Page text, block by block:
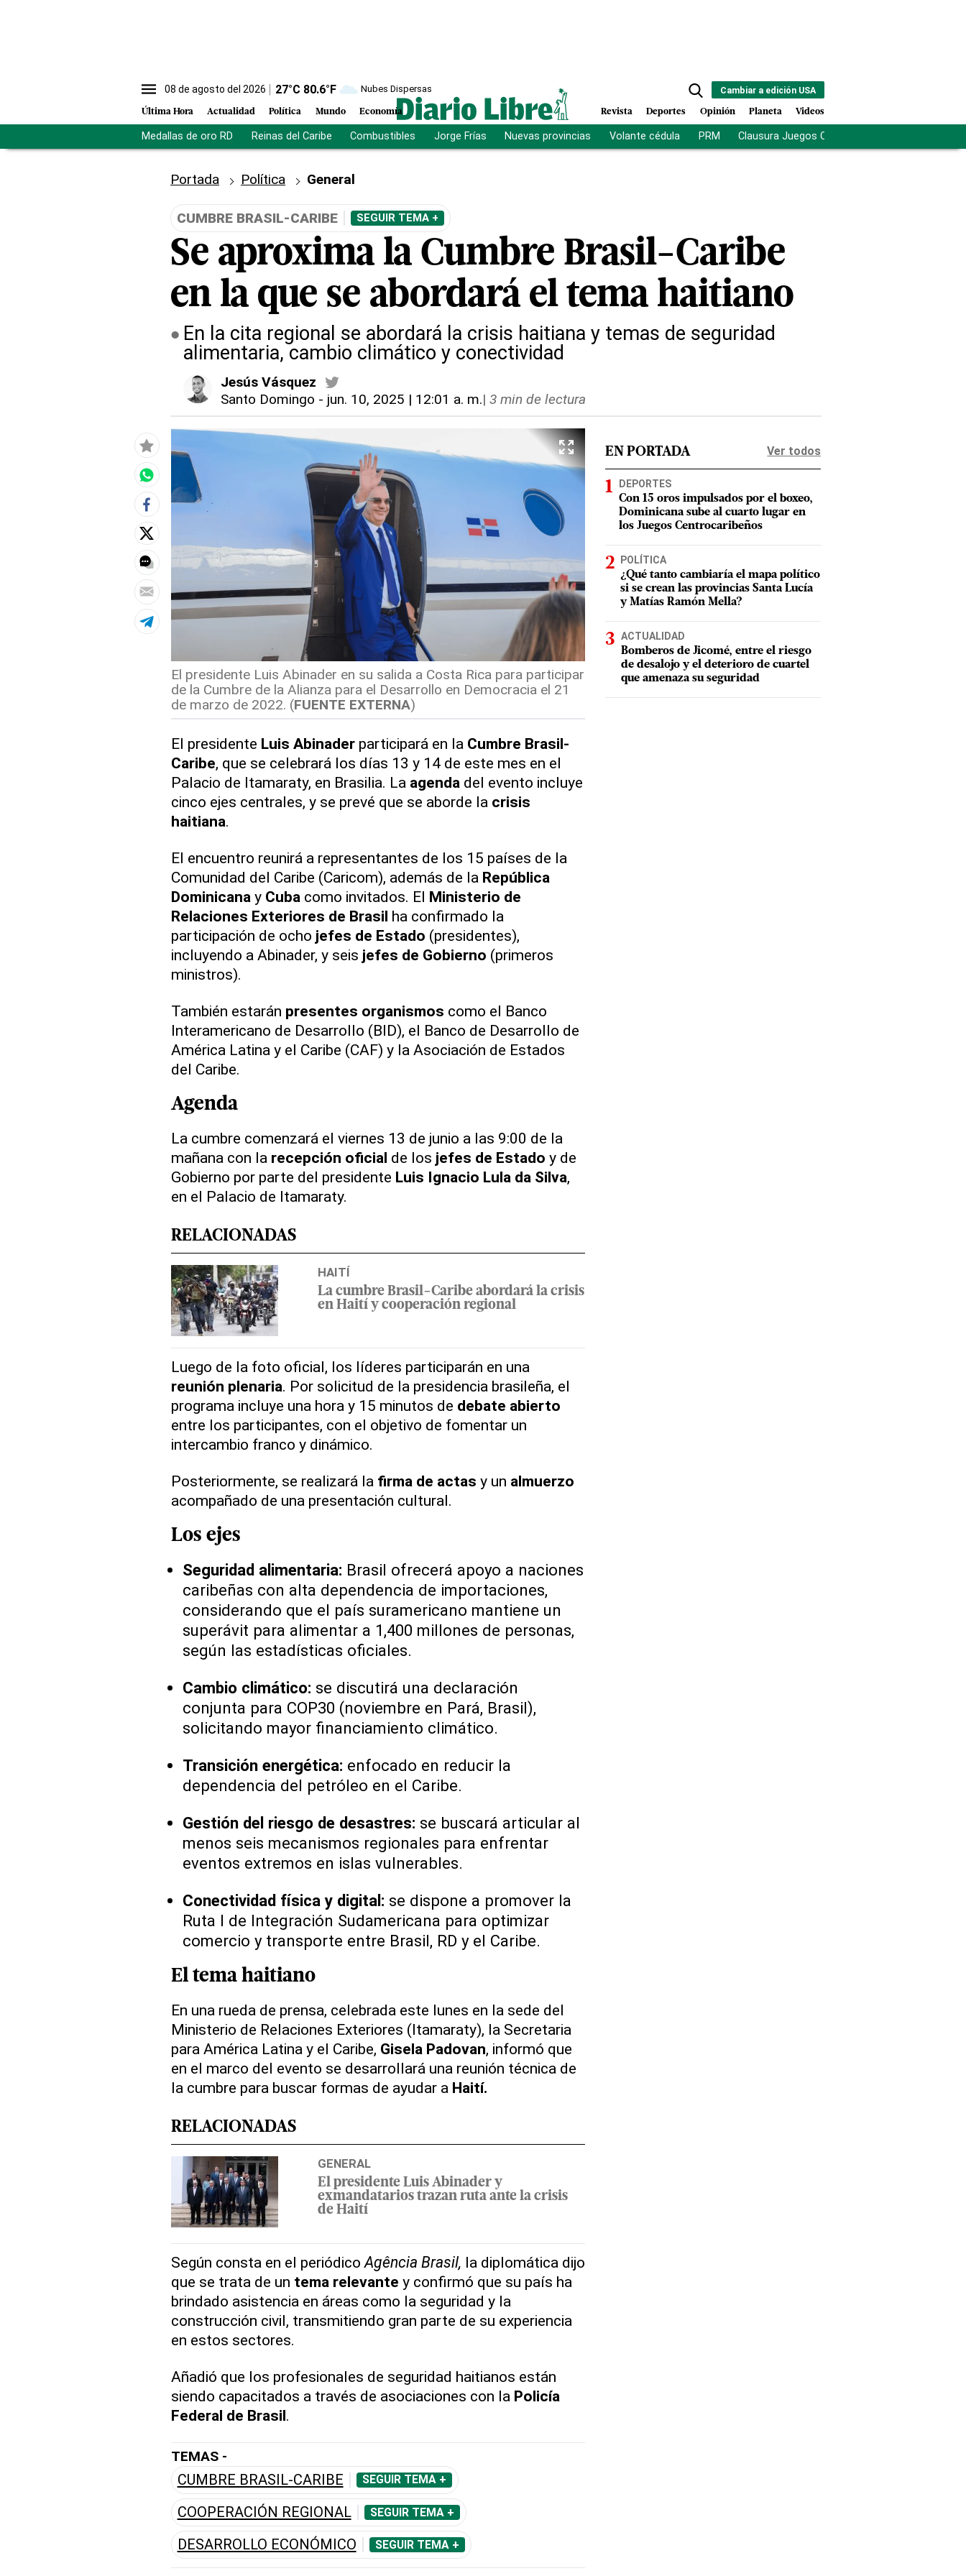
08 de agosto del 2026 27°C 80.6°F Nubes Dispersas
Última Hora Actualidad Política Mundo Economía
Cambiar a edición USA
Revista Deportes Opinión Planeta Videos
Medallas de oro RD Reinas del Caribe Combustibles Jorge Frías Nuevas provincias Volante cédula PRM Clausura Juegos Centroamericanos
Portada Política General
CUMBRE BRASIL-CARIBE SEGUIR TEMA +
Se aproxima la Cumbre Brasil-Caribe
en la que se abordará el tema haitiano
En la cita regional se abordará la crisis haitiana y temas de seguridad
alimentaria, cambio climático y conectividad
Jesús Vásquez
Santo Domingo - jun. 10, 2025 | 12:01 a. m.| 3 min de lectura
El presidente Luis Abinader en su salida a Costa Rica para participar
de la Cumbre de la Alianza para el Desarrollo en Democracia el 21
de marzo de 2022. (FUENTE EXTERNA)
El presidente Luis Abinaderparticipará en la Cumbre Brasil-
Caribe, que se celebrará los días 13 y 14 de este mes en el
Palacio de Itamaraty, en Brasilia. La agenda del evento incluye
cinco ejes centrales, y se prevé que se aborde la crisis
haitiana.
El encuentro reunirá a representantes de los 15 países de la
Comunidad del Caribe (Caricom), además de la República
Dominicana y Cuba como invitados. El Ministerio de
Relaciones Exteriores de Brasil ha confirmado la
participación de ocho jefes de Estado (presidentes),
incluyendo a Abinader, y seis jefes de Gobierno (primeros
ministros).
También estarán presentes organismos como el Banco
Interamericano de Desarrollo (BID), el Banco de Desarrollo de
América Latina y el Caribe (CAF) y la Asociación de Estados
del Caribe.
Agenda
La cumbre comenzará el viernes 13 de junio a las 9:00 de la
mañana con la recepción oficial de los jefes de Estado y de
Gobierno por parte del presidente Luis Ignacio Lula da Silva,
en el Palacio de Itamaraty.
RELACIONADAS
HAITÍ
La cumbre Brasil-Caribe abordará la crisis
en Haití y cooperación regional
Luego de la foto oficial, los líderes participarán en una
reunión plenaria. Por solicitud de la presidencia brasileña, el
programa incluye una hora y 15 minutos de debate abierto
entre los participantes, con el objetivo de fomentar un
intercambio franco y dinámico.
Posteriormente, se realizará la firma de actas y un almuerzo
acompañado de una presentación cultural.
Los ejes
Seguridad alimentaria: Brasil ofrecerá apoyo a naciones
caribeñas con alta dependencia de importaciones,
considerando que el país suramericano mantiene un
superávit para alimentar a 1,400 millones de personas,
según las estadísticas oficiales.
Cambio climático: se discutirá una declaración
conjunta para COP30 (noviembre en Pará, Brasil),
solicitando mayor financiamiento climático.
Transición energética: enfocado en reducir la
dependencia del petróleo en el Caribe.
Gestión del riesgo de desastres: se buscará articular al
menos seis mecanismos regionales para enfrentar
eventos extremos en islas vulnerables.
Conectividad física y digital: se dispone a promover la
Ruta I de Integración Sudamericana para optimizar
comercio y transporte entre Brasil, RD y el Caribe.
El tema haitiano
En una rueda de prensa, celebrada este lunes en la sede del
Ministerio de Relaciones Exteriores (Itamaraty), la Secretaria
para América Latina y el Caribe, Gisela Padovan, informó que
en el marco del evento se desarrollará una reunión técnica de
la cumbre para buscar formas de ayudar a Haití.
RELACIONADAS
GENERAL
El presidente Luis Abinader y
exmandatarios trazan ruta ante la crisis
de Haití
Según consta en el periódicoAgência Brasil, la diplomática dijo
que se trata de un tema relevante y confirmó que su país ha
brindado asistencia en áreas como la seguridad y la
construcción civil, transmitiendo gran parte de su experiencia
en estos sectores.
Añadió que los profesionales de seguridad haitianos están
siendo capacitados a través de asociaciones con la Policía
Federal de Brasil.
TEMAS -
CUMBRE BRASIL-CARIBE SEGUIR TEMA +
COOPERACIÓN REGIONAL SEGUIR TEMA +
DESARROLLO ECONÓMICO SEGUIR TEMA +
EN PORTADA Ver todos
DEPORTES
Con 15 oros impulsados por el boxeo,
Dominicana sube al cuarto lugar en
los Juegos Centrocaribeños
POLÍTICA
¿Qué tanto cambiaría el mapa político
si se crean las provincias Santa Lucía
y Matías Ramón Mella?
ACTUALIDAD
Bomberos de Jicomé, entre el riesgo
de desalojo y el deterioro de cuartel
que amenaza su seguridad